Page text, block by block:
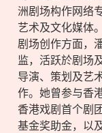
洲剧场构作网络
艺术及文化媒体。
剧场创作方面，
监，活跃於剧场
导演、策划及艺
作。她曾参与香
香港戏剧首个剧
基金奖助金，以